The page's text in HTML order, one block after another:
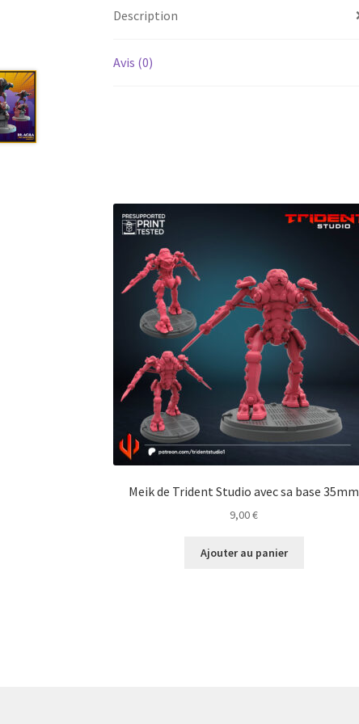
Description
Avis (0)
Meik de Trident Studio avec sa base 35mm
9,00€
Ajouter au panier